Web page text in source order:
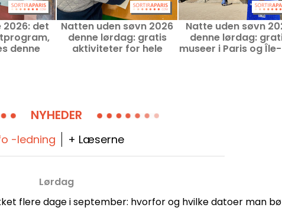
2026: det
denne
Natten uden søvn 2026
denne lørdag: gratis
aktiviteter for hele
Natte uden søvn
denne lørdag:
museer i Paris og
NYHEDER
-ledning + Læserne
Lørdag
flere dage i september: hvorfor og hvilke datoer man